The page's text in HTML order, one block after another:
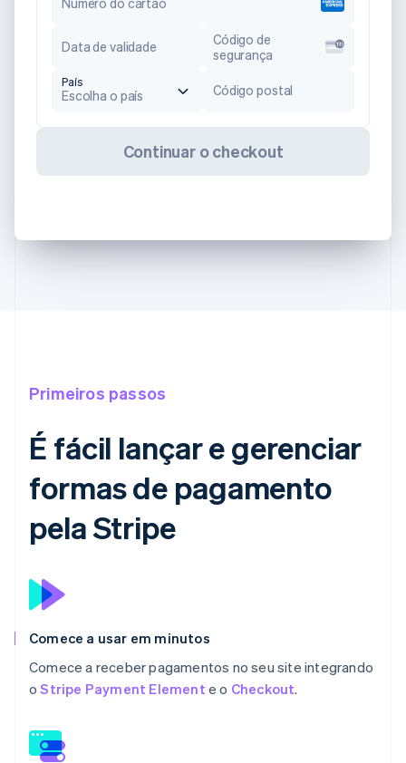
Data de validade
Código de
segurança
País
Escolha o país Código postal
Continuar o checkout
Primeiros passos
É fácil lançar e gerenciar
formas de pagamento
pela Stripe
Comece a usar em minutos
Comece a receber pagamentos no seu site integrando
oStripe Payment Element e o Checkout.